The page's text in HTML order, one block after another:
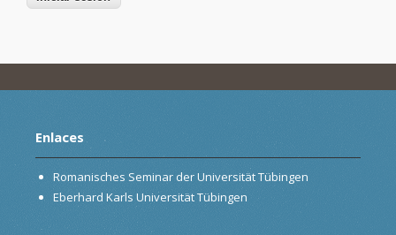
Enlaces
Romanisches Seminar der Universität Tübingen
Eberhard Karls Universität Tübingen